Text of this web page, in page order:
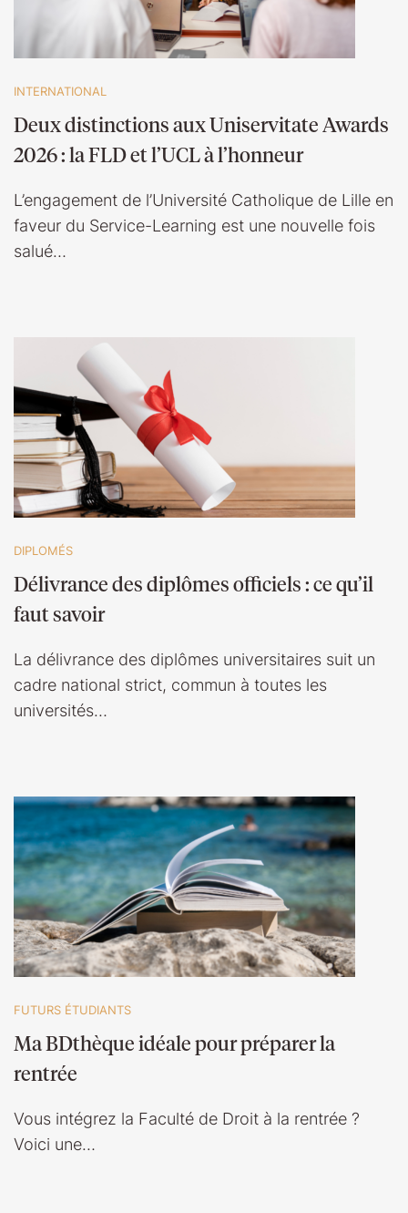
INTERNATIONAL
Deux distinctions aux Uniservitate Awards
2026 : la FLD et l’UCL à l’honneur
L’engagement de l’Université Catholique de Lille en
faveur du Service-Learning est une nouvelle fois
salué…
DIPLOMÉS
Délivrance des diplômes officiels : ce qu’il
faut savoir
La délivrance des diplômes universitaires suit un
cadre national strict, commun à toutes les
universités…
FUTURS ÉTUDIANTS
Ma BDthèque idéale pour préparer la
rentrée
Vous intégrez la Faculté de Droit à la rentrée ?
Voici une…